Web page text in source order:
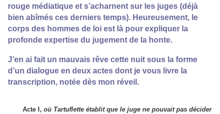
rouge médiatique et s’acharnent sur les juges (déjà
bien abîmés ces derniers temps). Heureusement, le
corps des hommes de loi est là pour expliquer la
profonde expertise du jugement de la honte.
J’en ai fait un mauvais rêve cette nuit sous la forme
d’un dialogue en deux actes dont je vous livre la
transcription, notée dès mon réveil.
Acte I, où Tartuflette établit que le juge ne pouvait pas décider